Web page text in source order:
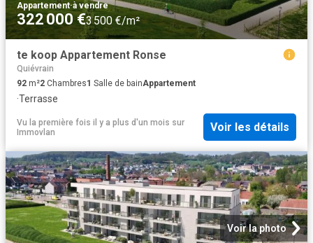
Appartement·à vendre
322 000 €3 500 €/m²
te koop Appartement Ronse
Quiévrain
92 m²2 Chambres1 Salle de bainAppartement
·Terrasse
Vu la première fois il y a plus d'un mois sur
Immovlan
Voir les détails
Voir la photo